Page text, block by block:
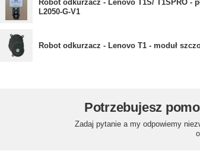
Robot odkurzacz - Lenovo T1S/ T1SPRO -
L2050-G-V1
Robot odkurzacz - Lenovo T1 - moduł
Potrzebujesz
Zadaj pytanie a my odpowiemy